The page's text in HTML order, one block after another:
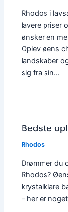
Rhodos i
lavere priser
ønsker en
Oplev øens
landskaber
sig fra sin…
Bedste
Rhodos
Drømmer du
Rhodos?
krystalklare
– her er